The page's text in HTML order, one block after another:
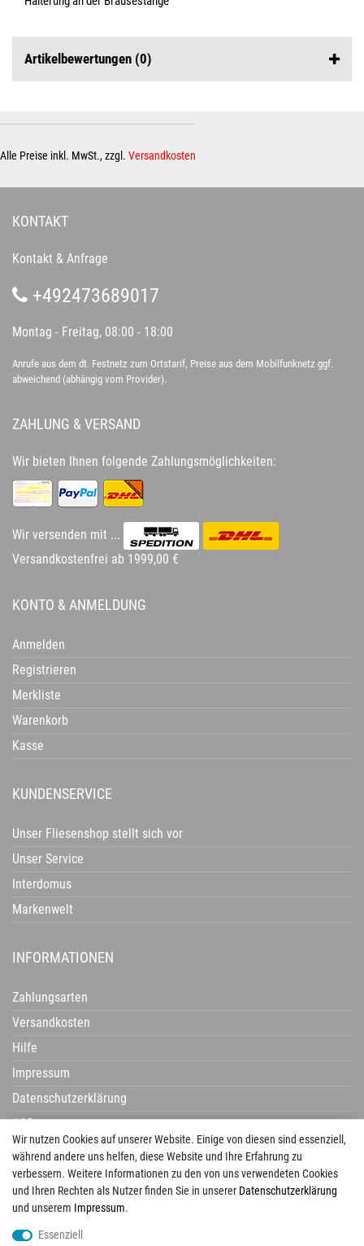
Artikelbewertungen (0)
Alle Preise inkl. MwSt., zzgl. Versandkosten
Wir nutzen Cookies auf unserer Website. Einige von diesen sind essenziell,
während andere uns helfen, diese Website und Ihre Erfahrung zu
verbessern. Weitere Informationen zu den von uns verwendeten Cookies
und Ihren Rechten als Nutzer finden Sie in unserer Daten­schutz­erklärung
und unserem Impressum.
Essenziell
KONTAKT
Kontakt & Anfrage
+492473689017
Montag - Freitag, 08:00 - 18:00
Anrufe aus dem dt. Festnetz zum Ortstarif, Preise aus dem Mobilfunknetz ggf.
abweichend (abhängig vom Provider).
ZAHLUNG & VERSAND
Wir bieten Ihnen folgende Zahlungsmöglichkeiten:
Wir versenden mit ...
Versandkostenfrei ab 1999,00 €
KONTO & ANMELDUNG
Anmelden
Registrieren
Merkliste
Warenkorb
Kasse
KUNDENSERVICE
Unser Fliesenshop stellt sich vor
Unser Service
Interdomus
Markenwelt
INFORMATIONEN
Zahlungsarten
Versandkosten
Hilfe
Impressum
Datenschutzerklärung
AGB
Widerrufsrecht
Avenarius